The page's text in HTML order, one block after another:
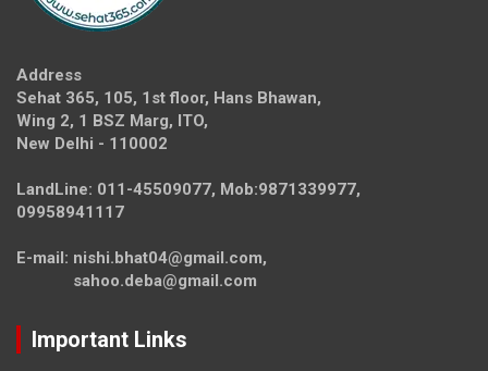
Address
Sehat 365, 105, 1st floor, Hans Bhawan,
Wing 2, 1 BSZ Marg, ITO,
New Delhi - 110002
LandLine: 011-45509077, Mob:9871339977,
09958941117
E-mail: nishi.bhat04@gmail.com,
sahoo.deba@gmail.com
Important Links